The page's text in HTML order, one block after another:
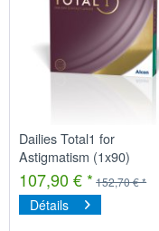
Dailies Total1 for
Astigmatism (1x90)
107,90 € * 152,70 € *
Détails